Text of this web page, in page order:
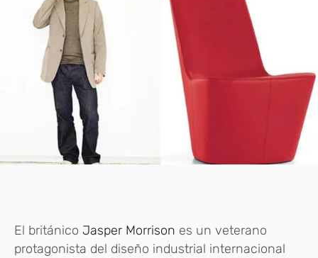
El británico Jasper Morrison es un veterano
protagonista del diseño industrial internacional